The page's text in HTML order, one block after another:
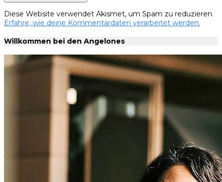
Diese Website verwendet Akismet, um Spam zu reduzieren.
Erfahre, wie deine Kommentardaten verarbeitet werden.
Willkommen bei den Angelones